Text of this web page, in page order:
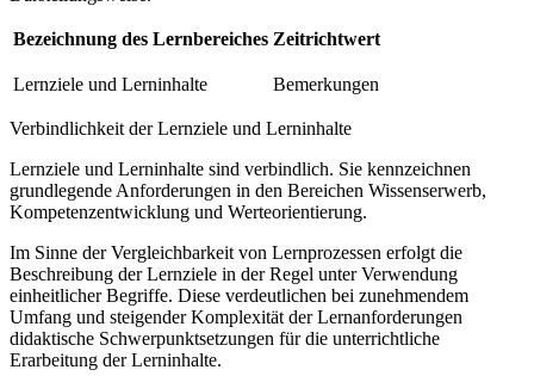
Bezeichnung des Lernbereiches Zeitrichtwert
Lernziele und Lerninhalte Bemerkungen
Verbindlichkeit der Lernziele und Lerninhalte
Lernziele und Lerninhalte sind verbindlich. Sie kennzeichnen
grundlegende Anforderungen in den Bereichen Wissenserwerb,
Kompetenzentwicklung und Werteorientierung.
Im Sinne der Vergleichbarkeit von Lernprozessen erfolgt die
Beschreibung der Lernziele in der Regel unter Verwendung
einheitlicher Begriffe. Diese verdeutlichen bei zunehmendem
Umfang und steigender Komplexität der Lernanforderungen
didaktische Schwerpunktsetzungen für die unterrichtliche
Erarbeitung der Lerninhalte.